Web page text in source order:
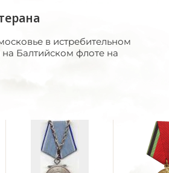
в истребительном
Балтийском флоте на